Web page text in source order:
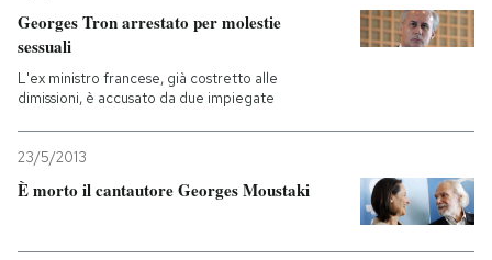
Georges Tron arrestato per molestie
sessuali
L'ex ministro francese, già costretto alle
dimissioni, è accusato da due impiegate
23/5/2013
È morto il cantautore Georges Moustaki